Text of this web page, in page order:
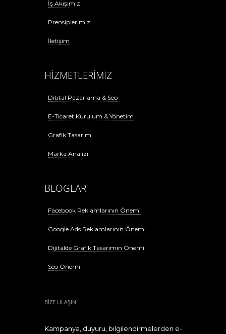
İş Akışımız
Prensiplerimiz
İletişim
HİZMETLERİMİZ
Ditital Pazarlama & Seo
E-Ticaret Kurulum & Yönetim
Grafik Tasarım
Marka Analizi
BLOGLAR
Facebook Reklamlarının Önemi
Google Ads Reklamlarının Önemi
Dijitalde Grafik Tasarımın Önemi
Seo Önemi
BİZE ULAŞIN
Kampanya, duyuru, bilgilendirmelerden e-